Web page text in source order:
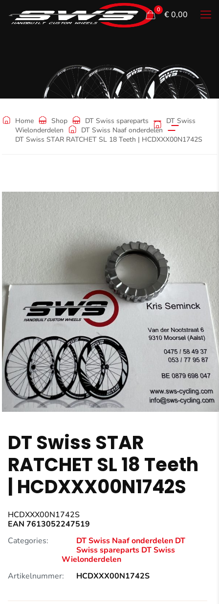
0 € 0,00
Shop
Home Shop DT Swiss spareparts
DT Swiss
Wielonderdelen
DT Swiss Naaf onderdelen
DT Swiss STAR RATCHET SL 18 Teeth | HCDXXX00N1742S
DT Swiss STAR
RATCHET SL 18 Teeth
| HCDXXX00N1742S
HCDXXX00N1742S
EAN 7613052247519
Categories:
DT Swiss Naaf onderdelen DT
Swiss spareparts DT Swiss
Wielonderdelen
Artikelnummer:
HCDXXX00N1742S